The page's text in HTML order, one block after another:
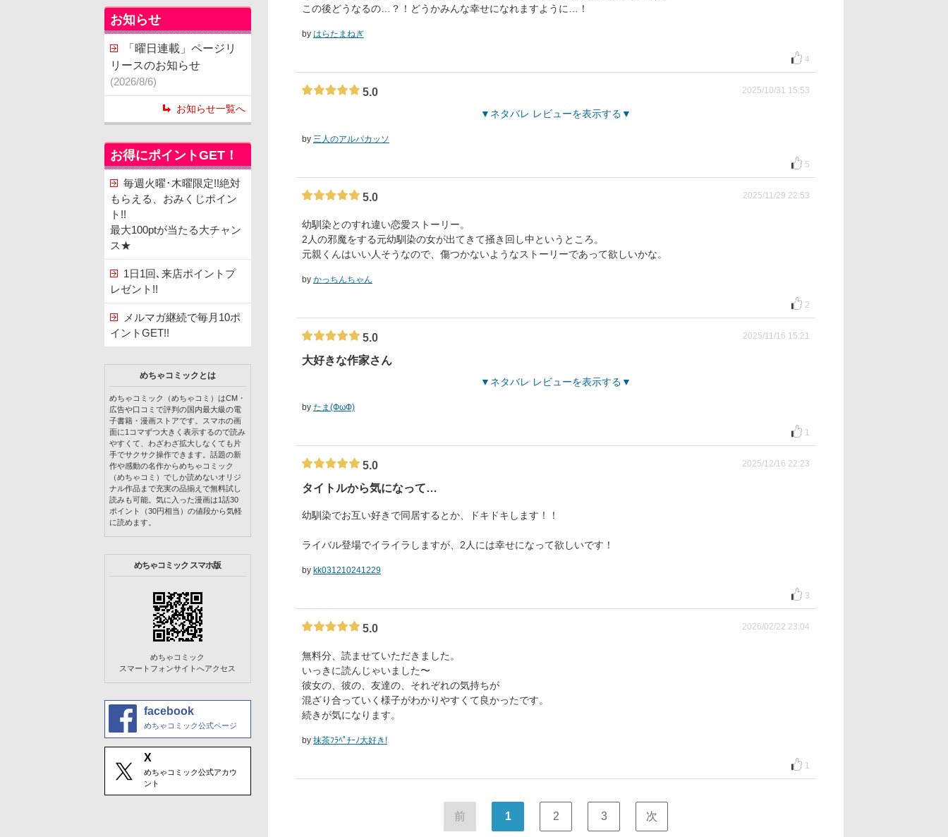
この後どうなるの…？！どうかみんな幸せになれますように…！
by はらたまねぎ
4
5.0 2025/10/31 15:53
ネタバレ レビューを表示する
by 三人のアルパカッソ
5
5.0 2025/11/29 22:53
幼馴染とのすれ違い恋愛ストーリー。
2人の邪魔をする元幼馴染の女が出てきて掻き回し中というところ。
元親くんはいい人そうなので、傷つかないようなストーリーであって欲しいかな。
by かっちんちゃん
2
5.0 2025/11/16 15:21
大好きな作家さん
ネタバレ レビューを表示する
by たま(ФωФ)
1
5.0 2025/12/16 22:23
タイトルから気になって…
幼馴染でお互い好きで同居するとか、ドキドキします！！
ライバル登場でイライラしますが、2人には幸せになって欲しいです！
by kk031210241229
3
5.0 2026/02/22 23:04
無料分、読ませていただきました。
いっきに読んじゃいました〜
彼女の、彼の、友達の、それぞれの気持ちが
混ざり合っていく様子がわかりやすくて良かったです。
続きが気になります。
by 抹茶ﾌﾗﾍﾟﾁｰﾉ大好き!
1
前 1 2 3 次
お知らせ
「曜日連載」ページリ
リースのお知らせ
(2026/8/6)
お知らせ一覧へ
お得にポイントGET！
毎週火曜･木曜限定!!絶対
もらえる、おみくじポイン
ト!!
最大100ptが当たる大チャン
ス★
1日1回､来店ポイントプ
レゼント!!
メルマガ継続で毎月10ポ
イントGET!!
めちゃコミックとは
めちゃコミック（めちゃコミ）はCM・
広告や口コミで評判の国内最大級の電
子書籍・漫画ストアです。スマホの画
面に1コマずつ大きく表示するので読み
やすくて、わざわざ拡大しなくても片
手でサクサク操作できます。話題の新
作や感動の名作からめちゃコミック
（めちゃコミ）でしか読めないオリジ
ナル作品まで充実の品揃えで無料試し
読みも可能。気に入った漫画は1話30
ポイント（30円相当）の値段から気軽
に読めます。
めちゃコミック スマホ版
めちゃコミック
スマートフォンサイトへアクセス
facebook
めちゃコミック公式ページ
X
めちゃコミック公式アカウ
ント